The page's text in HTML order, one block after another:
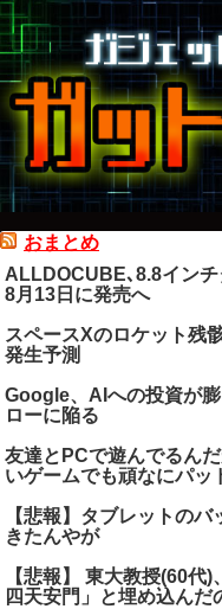
おまとめ
ALLDOCUBE､8.8イン
8月13日に発売へ
スペースXのロケット残
発生予測
Google、AIへの投資が
ローに陥る
友達とPCで遊んでるん
いゲームでも頑なにパッ
【悲報】タブレットの
きたんやが
【悲報】 東大教授(60代
四天安門」と埋め込んだ